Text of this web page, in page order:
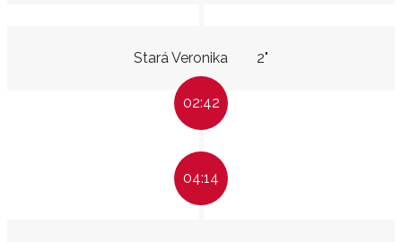
Stará Veronika 2"
02:42
04:14